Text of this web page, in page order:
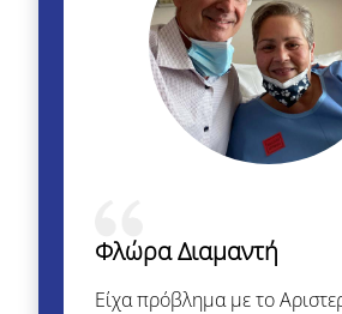
Φλώρα Διαμαντή
Είχα πρόβλημα με το